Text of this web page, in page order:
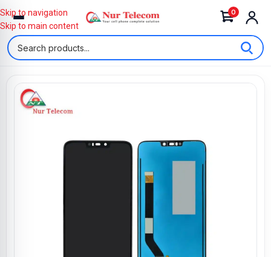
0
Skip to navigation
Skip to main content